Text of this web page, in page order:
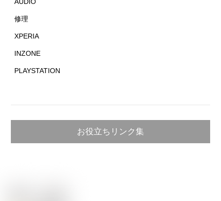
修理
XPERIA
INZONE
PLAYSTATION
お役立ちリンク集